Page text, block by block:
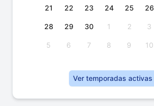
21 22 23 24 25 26
28 29 30 1 2 3
5 6 7 8 9 10
Ver temporadas activas